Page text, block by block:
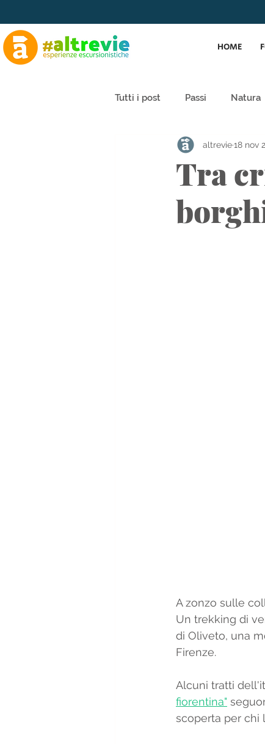
HOME
Tutti i post Passi Natura
Tra
altrevie18 nov
A zonzo sulle
Un trekking di
di Oliveto, una
Firenze.
Alcuni tratti
fiorentina"
scoperta per chi